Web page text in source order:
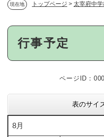
現在地 トップページ > 太宰府中
本
行事予定
ページID：
表のサイ
8月